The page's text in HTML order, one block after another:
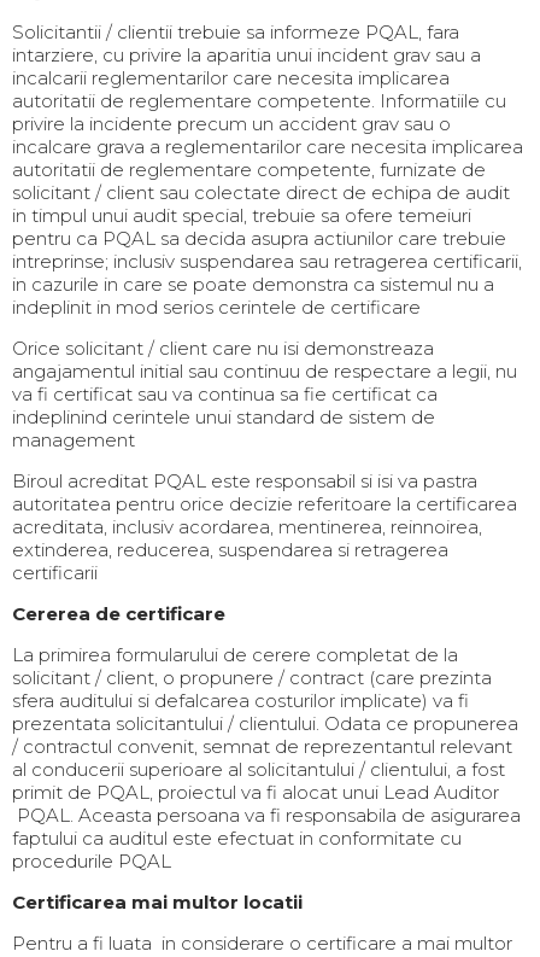
Solicitantii / clientii trebuie sa informeze PQAL, fara
intarziere, cu privire la aparitia unui incident grav sau a
incalcarii reglementarilor care necesita implicarea
autoritatii de reglementare competente. Informatiile cu
privire la incidente precum un accident grav sau o
incalcare grava a reglementarilor care necesita implicarea
autoritatii de reglementare competente, furnizate de
solicitant / client sau colectate direct de echipa de audit
in timpul unui audit special, trebuie sa ofere temeiuri
pentru ca PQAL sa decida asupra actiunilor care trebuie
intreprinse; inclusiv suspendarea sau retragerea certificarii,
in cazurile in care se poate demonstra ca sistemul nu a
indeplinit in mod serios cerintele de certificare
Orice solicitant / client care nu isi demonstreaza
angajamentul initial sau continuu de respectare a legii, nu
va fi certificat sau va continua sa fie certificat ca
indeplinind cerintele unui standard de sistem de
management
Biroul acreditat PQAL este responsabil si isi va pastra
autoritatea pentru orice decizie referitoare la certificarea
acreditata, inclusiv acordarea, mentinerea, reinnoirea,
extinderea, reducerea, suspendarea si retragerea
certificarii
Cererea de certificare
La primirea formularului de cerere completat de la
solicitant / client, o propunere / contract (care prezinta
sfera auditului si defalcarea costurilor implicate) va fi
prezentata solicitantului / clientului. Odata ce propunerea
/ contractul convenit, semnat de reprezentantul relevant
al conducerii superioare al solicitantului / clientului, a fost
primit de PQAL, proiectul va fi alocat unui Lead Auditor
PQAL. Aceasta persoana va fi responsabila de asigurarea
faptului ca auditul este efectuat in conformitate cu
procedurile PQAL
Certificarea mai multor locatii
Pentru a fi luata in considerare o certificare a mai multor